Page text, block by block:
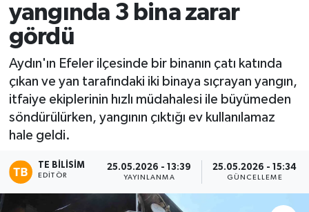
yangında 3 bina zarar
gördü
Aydın'ın Efeler ilçesinde bir binanın çatı katında
çıkan ve yan tarafındaki iki binaya sıçrayan yangın,
itfaiye ekiplerinin hızlı müdahalesi ile büyümeden
söndürülürken, yangının çıktığı ev kullanılamaz
hale geldi.
TE BILISIM
EDITÖR
25.05.2026 - 13:39
YAYINLANMA
25.05.2026 - 15:34
GÜNCELLEME
Son Dakika Haberleri
Haber Arşivi